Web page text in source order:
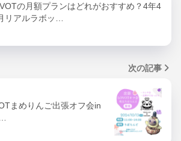
の月額プランはどれがおすすめ？4年4
リアルラボッ…
次の記事
まめりんご出張オフ会in